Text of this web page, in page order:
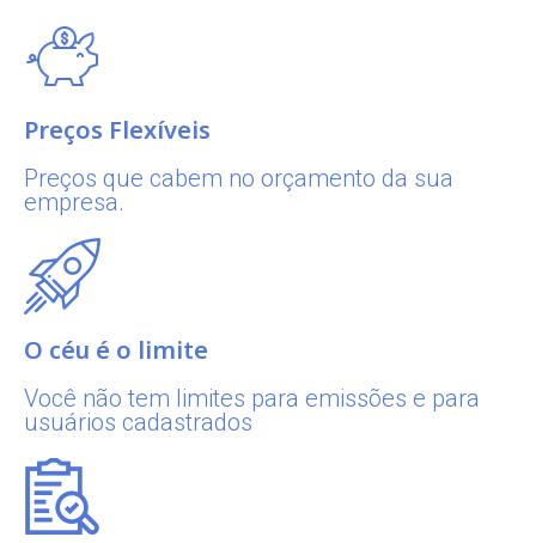
Preços Flexíveis
Preços que cabem no orçamento da sua
empresa.
O céu é o limite
Você não tem limites para emissões e para
usuários cadastrados